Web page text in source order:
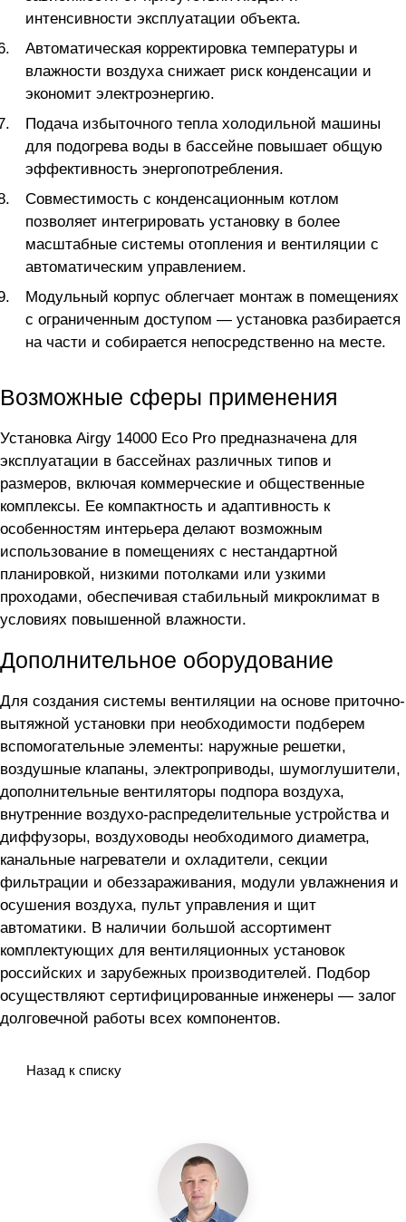
интенсивности эксплуатации объекта.
Автоматическая корректировка температуры и
влажности воздуха снижает риск конденсации и
экономит электроэнергию.
Подача избыточного тепла холодильной машины
для подогрева воды в бассейне повышает общую
эффективность энергопотребления.
Совместимость с конденсационным котлом
позволяет интегрировать установку в более
масштабные системы отопления и вентиляции с
автоматическим управлением.
Модульный корпус облегчает монтаж в помещениях
с ограниченным доступом — установка разбирается
на части и собирается непосредственно на месте.
Возможные сферы применения
Установка Airgy 14000 Eco Pro предназначена для
эксплуатации в бассейнах различных типов и
размеров, включая коммерческие и общественные
комплексы. Ее компактность и адаптивность к
особенностям интерьера делают возможным
использование в помещениях с нестандартной
планировкой, низкими потолками или узкими
проходами, обеспечивая стабильный микроклимат в
условиях повышенной влажности.
Дополнительное оборудование
Для создания системы вентиляции на основе приточно-
вытяжной установки при необходимости подберем
вспомогательные элементы: наружные решетки,
воздушные клапаны, электроприводы, шумоглушители,
дополнительные вентиляторы подпора воздуха,
внутренние воздухо-распределительные устройства и
диффузоры, воздуховоды необходимого диаметра,
канальные нагреватели и охладители, секции
фильтрации и обеззараживания, модули увлажнения и
осушения воздуха, пульт управления и щит
автоматики. В наличии большой ассортимент
комплектующих для вентиляционных установок
российских и зарубежных производителей. Подбор
осуществляют сертифицированные инженеры — залог
долговечной работы всех компонентов.
Назад к списку